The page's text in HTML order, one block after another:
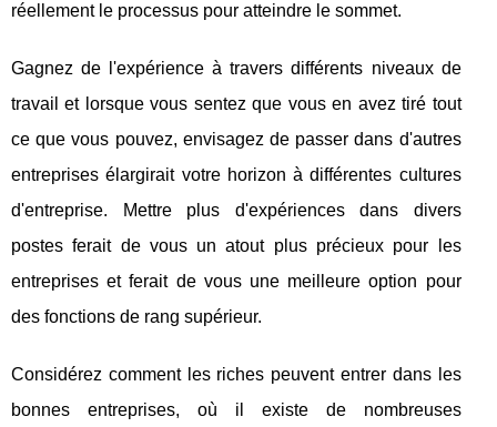
réellement le processus pour atteindre le sommet.
Gagnez de l'expérience à travers différents niveaux de
travail et lorsque vous sentez que vous en avez tiré tout
ce que vous pouvez, envisagez de passer dans d'autres
entreprises élargirait votre horizon à différentes cultures
d'entreprise. Mettre plus d'expériences dans divers
postes ferait de vous un atout plus précieux pour les
entreprises et ferait de vous une meilleure option pour
des fonctions de rang supérieur.
Considérez comment les riches peuvent entrer dans les
bonnes entreprises, où il existe de nombreuses